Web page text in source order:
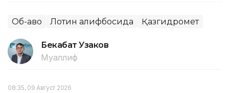
Об-ҳаво Лотин алифбосида Қазгидромет
Бекабат Узаков
Муаллиф
08:35, 09 Август 2026